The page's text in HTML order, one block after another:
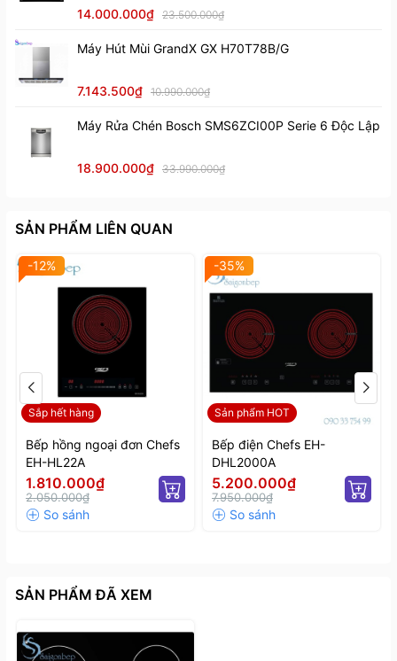
2VFT – 400BS.
14.000.000₫ 23.500.000₫
Máy Hút Mùi GrandX GX H70T78B/G
7.143.500₫ 10.990.000₫
Máy Rửa Chén Bosch SMS6ZCI00P Serie 6 Độc Lập
18.900.000₫ 33.990.000₫
SẢN PHẨM LIÊN QUAN
Sắp hết hàng
-12%
Bếp hồng ngoại đơn Chefs
EH-HL22A
1.810.000₫
2.050.000₫
Sản phẩm HOT
-35%
Bếp điện Chefs EH-
DHL2000A
5.200.000₫
7.950.000₫
SẢN PHẨM ĐÃ XEM